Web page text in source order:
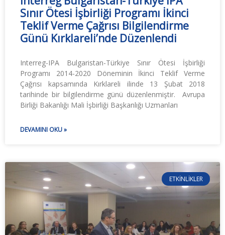
Sınır Ötesi İşbirliği Programı İkinci
Teklif Verme Çağrısı Bilgilendirme
Günü Kırklareli’nde Düzenlendi
Interreg-IPA Bulgaristan-Türkiye Sınır Ötesi İşbirliği
Programı 2014-2020 Döneminin İkinci Teklif Verme
Çağrısı kapsamında Kırklareli ilinde 13 Şubat 2018
tarihinde bir bilgilendirme günü düzenlenmiştir. Avrupa
Birliği Bakanlığı Mali İşbirliği Başkanlığı Uzmanları
DEVAMINI OKU »
ETKINLIKLER